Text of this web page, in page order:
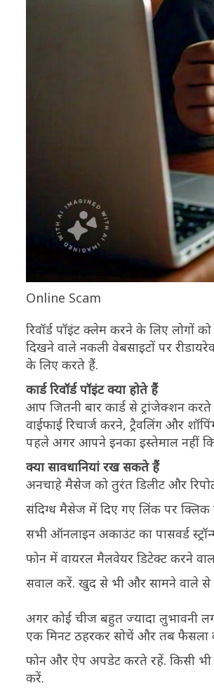
Online Scam
रिवॉर्ड पॉइंट क्लेम करने के लिए
दिखने वाले नकली वेबसाइटों पर
के लिए करते हैं.
कार्ड रिवॉर्ड पॉइंट क्या होते हैं
आप जितनी बार कार्ड से ट्रांजेक्शन
वाईफाई रिचार्ज करने, ट्रैवलिंग और
पहले अगर आपने इनका इस्तेमाल नहीं
क्या सावधानियां रख सकते हैं
अनचाहे मैसेज को तुरंत डिलीट और
संदिग्ध मैसेज में दिए गए लिंक पर
सभी ऑनलाइन अकाउंट का पासवर्ड
फोन में वायरल मैलवेयर डिटेक्ट करने
सवाल करें. खुद से भी और सामने वाले
अगर कोई चीज बहुत ज्यादा लुभावनी
एक मिनट ठहरकर सोचें और तब फैसला
फोन और ऐप अपडेट करते रहें. किसी भी
करें.